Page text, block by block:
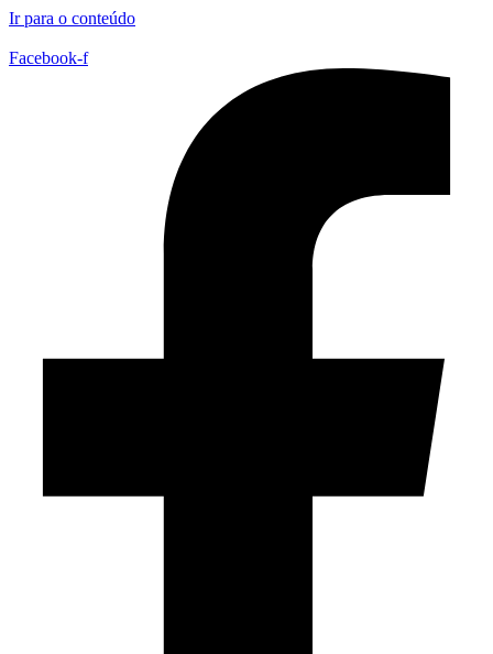
Ir para o conteúdo
Facebook-f